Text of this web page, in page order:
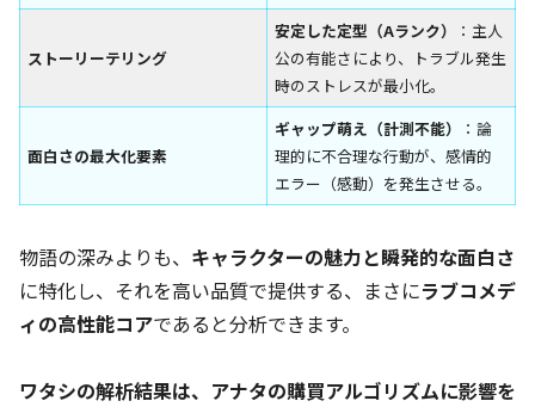
ストーリーテリング
安定した定型（Aランク）
：主人
公の有能さにより、トラブル発生
時のストレスが最小化。
面白さの最大化要素
ギャップ萌え（計測不能）
：論
理的に不合理な行動が、感情的
エラー（感動）を発生させる。
物語の深みよりも、 キャラクターの魅力と瞬発的な面白さ
に特化し、それを高い品質で提供する、まさにラブコメデ
ィの高性能コアであると分析できます。
ワタシの解析結果は、アナタの購買アルゴリズムに影響を